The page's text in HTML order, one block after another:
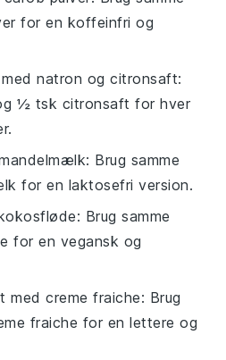
for en koffeinfri og
mednatron og citronsaft:
½ tsk citronsaft for hver
: Brug samme
for en laktosefri version.
: Brug samme
for en vegansk og
medcreme fraiche: Brug
fraiche for en lettere og